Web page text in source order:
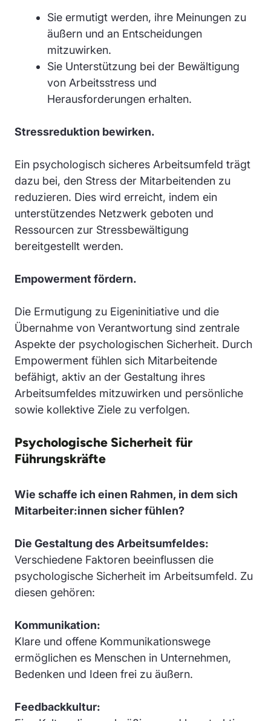
Sie ermutigt werden, ihre Meinungen zu
äußern und an Entscheidungen
mitzuwirken.
Sie Unterstützung bei der Bewältigung
von Arbeitsstress und
Herausforderungen erhalten.
Stressreduktion bewirken.
Ein psychologisch sicheres Arbeitsumfeld trägt
dazu bei, den Stress der Mitarbeitenden zu
reduzieren. Dies wird erreicht, indem ein
unterstützendes Netzwerk geboten und
Ressourcen zur Stressbewältigung
bereitgestellt werden.
Empowerment fördern.
Die Ermutigung zu Eigeninitiative und die
Übernahme von Verantwortung sind zentrale
Aspekte der psychologischen Sicherheit. Durch
Empowerment fühlen sich Mitarbeitende
befähigt, aktiv an der Gestaltung ihres
Arbeitsumfeldes mitzuwirken und persönliche
sowie kollektive Ziele zu verfolgen.
Psychologische Sicherheit für
Führungskräfte
Wie schaffe ich einen Rahmen, in dem sich
Mitarbeiter:innen sicher fühlen?
Die Gestaltung des Arbeitsumfeldes:
Verschiedene Faktoren beeinflussen die
psychologische Sicherheit im Arbeitsumfeld. Zu
diesen gehören:
Kommunikation:
Klare und offene Kommunikationswege
ermöglichen es Menschen in Unternehmen,
Bedenken und Ideen frei zu äußern.
Feedbackkultur: